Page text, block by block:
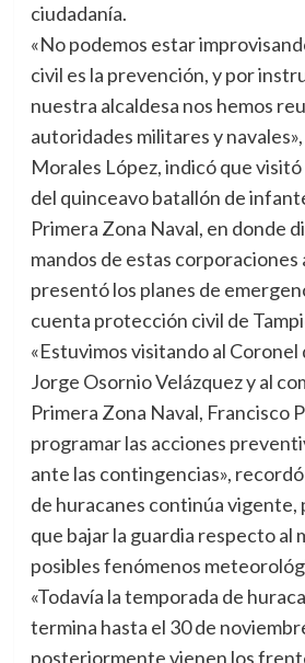
ciudadanía.
«No podemos estar
civil es la prevención, y por
nuestra alcaldesa nos hemos
autoridades militares y
Morales López, indicó que
del quinceavo batallón de
Primera Zona Naval, en donde
mandos de estas corporaciones
presentó los planes de
cuenta protección civil de
«Estuvimos visitando al
Jorge Osornio Velázquez y al
Primera Zona Naval, Francisco
programar las acciones
ante las contingencias»,
de huracanes continúa vigente,
que bajar la guardia respecto al
posibles fenómenos
«Todavía la temporada de
termina hasta el 30 de
posteriormente vienen los